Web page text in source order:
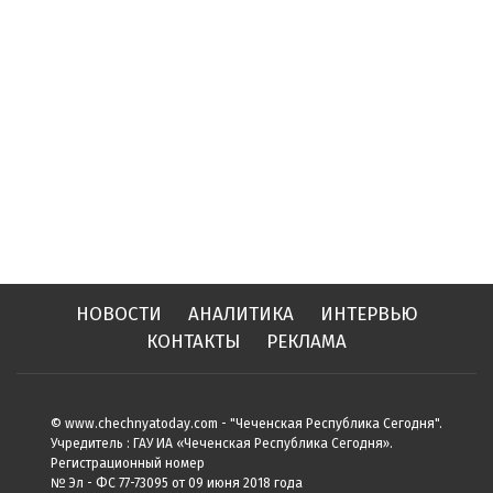
НОВОСТИ АНАЛИТИКА
ИНТЕРВЬЮ
КОНТАКТЫ
РЕКЛАМА
© www.chechnyatoday.com - "Чеченcкая Республика Сегодня".
Учредитель : ГАУ ИА «Чеченская Республика Сегодня».
Регистрационный номер
№ Эл - ФС 77-73095 от 09 июня 2018 года